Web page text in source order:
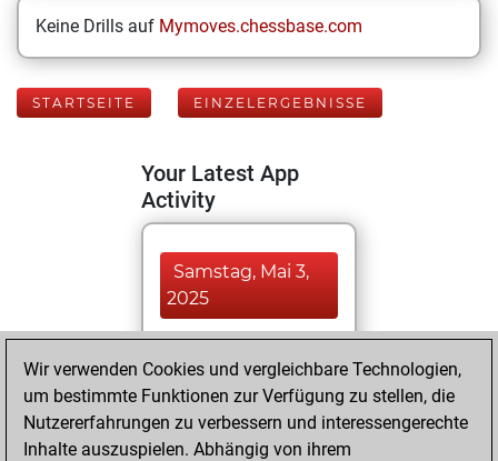
Keine Drills auf Mymoves.chessbase.com
STARTSEITE EINZELERGEBNISSE
Your Latest App
Activity
Samstag, Mai 3,
2025
You played 92
blitz games
Play
You scored +55
=0 -37 in blitz
Wir verwenden Cookies und vergleichbare Technologien,
um bestimmte Funktionen zur Verfügung zu stellen, die
Nutzererfahrungen zu verbessern und interessengerechte
Inhalte auszuspielen. Abhängig von ihrem